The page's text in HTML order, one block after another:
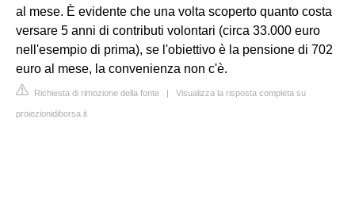
al mese. È evidente che una volta scoperto quanto costa
versare 5 anni di contributi volontari (circa 33.000 euro
nell'esempio di prima), se l'obiettivo è la pensione di 702
euro al mese, la convenienza non c'è.
Richiesta di rimozione della fonte | Visualizza la risposta completa su
proiezionidiborsa.it